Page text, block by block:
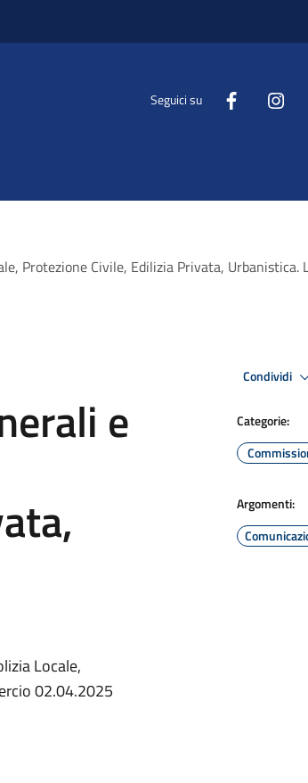
Seguici su
Protezione Civile, Edilizia Privata, Urbanistica.
e
Locale,
02.04.2025
Condividi
Categorie:
Argomenti: